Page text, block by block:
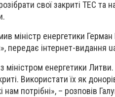
свої закриті ТЕС та
міністр енергетики
передає інтернет-видання
міністром енергетики Литви.
Використати їх як
нам потрібні», – розповів